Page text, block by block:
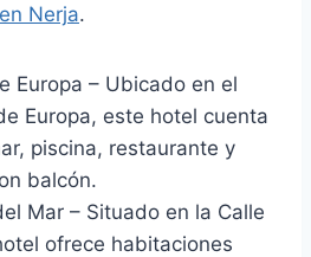
Nerja.
Europa – Ubicado en el
Europa, este hotel cuenta
piscina, restaurante y
balcón.
Mar – Situado en la Calle
ofrece habitaciones